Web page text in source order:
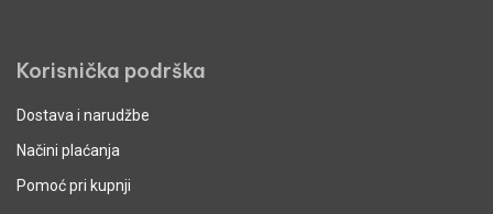
Korisnička podrška
Dostava i narudžbe
Načini plaćanja
Pomoć pri kupnji